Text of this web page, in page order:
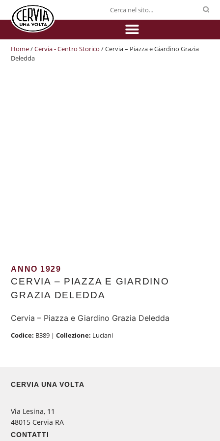
Home/Cervia - Centro Storico / Cervia – Piazza e Giardino Grazia
Deledda
ANNO 1929
CERVIA – PIAZZA E GIARDINO
GRAZIA DELEDDA
Cervia – Piazza e Giardino Grazia Deledda
Codice: B389 |Collezione: Luciani
CERVIA UNA VOLTA
Via Lesina, 11
48015 Cervia RA
CONTATTI